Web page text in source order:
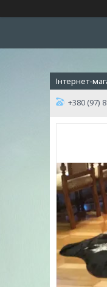
Інтернет-
+380 (97)